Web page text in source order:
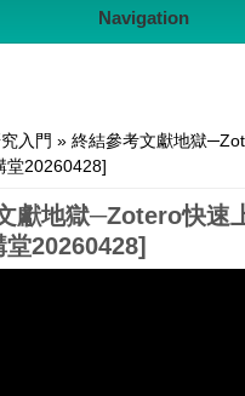
Navigation
入門 » 終結參考文獻地獄
堂20260428]
獻地獄─Zotero快速
20260428]